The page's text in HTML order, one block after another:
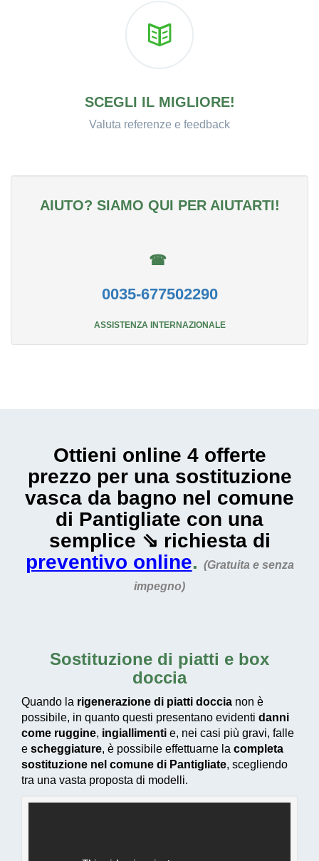
SCEGLI IL MIGLIORE!
Valuta referenze e feedback
AIUTO? SIAMO QUI PER AIUTARTI!
☎
0035-677502290
ASSISTENZA INTERNAZIONALE
Ottieni online 4 offerte
prezzo per una sostituzione
vasca da bagno nel comune
di Pantigliate con una
semplice ⇘ richiesta di
preventivo online. (Gratuita e senza
impegno)
Sostituzione di piatti e box
doccia
Quando la rigenerazione di piatti doccia non è
possibile, in quanto questi presentano evidenti danni
come ruggine, ingiallimenti e, nei casi più gravi, falle
e scheggiature, è possibile effettuarne la completa
sostituzione nel comune di Pantigliate, scegliendo
tra una vasta proposta di modelli.